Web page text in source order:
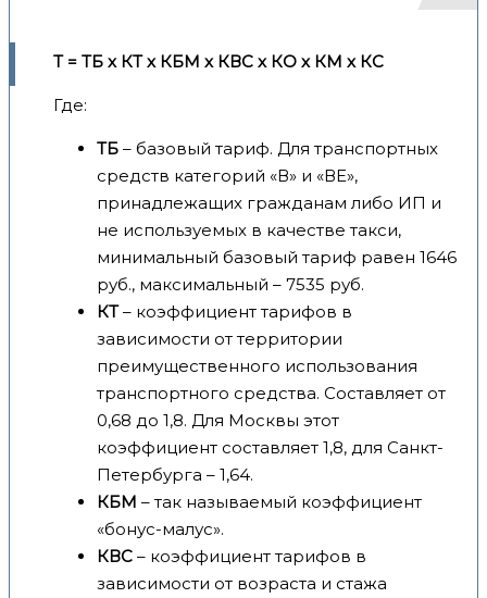
Т = ТБ x КТ x КБМ x КВС x КО x КМ x КС
Где:
ТБ – базовый тариф. Для транспортных
средств категорий «В» и «ВЕ»,
принадлежащих гражданам либо ИП и
не используемых в качестве такси,
минимальный базовый тариф равен 1646
руб., максимальный – 7535 руб.
КТ– коэффициент тарифов в
зависимости от территории
преимущественного использования
транспортного средства. Составляет от
0,68 до 1,8. Для Москвы этот
коэффициент составляет 1,8, для Санкт-
Петербурга – 1,64.
КБМ – так называемый коэффициент
«бонус-малус».
КВС – коэффициент тарифов в
зависимости от возраста и стажа